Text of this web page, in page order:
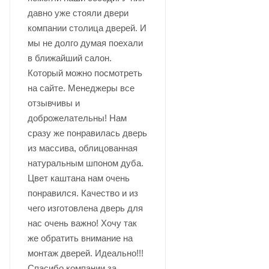
давно уже стояли двери
компании столица дверей. И
мы не долго думая поехали
в ближайший салон.
Который можно посмотреть
на сайте. Менеджеры все
отзывчивы и
доброжелательны! Нам
сразу же понравилась дверь
из массива, облицованная
натуральным шпоном дуба.
Цвет каштана нам очень
понравился. Качество и из
чего изготовлена дверь для
нас очень важно! Хочу так
же обратить внимание на
монтаж дверей. Идеально!!!